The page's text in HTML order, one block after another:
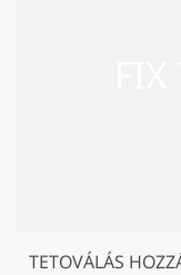
TETOVÁLÁS